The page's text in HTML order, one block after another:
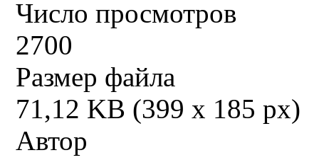
Число просмотров
2700
Размер файла
71,12 KB (399 x 185 px)
Автор